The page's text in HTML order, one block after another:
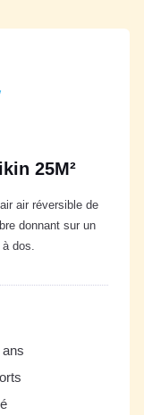
25M²
air réversible de
donnant sur un
dos.